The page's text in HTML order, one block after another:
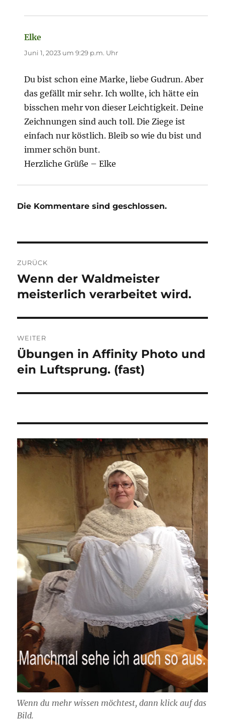
Elke
Juni 1, 2023 um 9:29 p.m. Uhr
Du bist schon eine Marke, liebe Gudrun. Aber
das gefällt mir sehr. Ich wollte, ich hätte ein
bisschen mehr von dieser Leichtigkeit. Deine
Zeichnungen sind auch toll. Die Ziege ist
einfach nur köstlich. Bleib so wie du bist und
immer schön bunt.
Herzliche Grüße – Elke
Die Kommentare sind geschlossen.
ZURÜCK
Vorheriger
Beitrag:
Wenn der Waldmeister
meisterlich verarbeitet wird.
WEITER
Nächster
Beitrag:
Übungen in Affinity Photo und
ein Luftsprung. (fast)
Wenn du mehr wissen möchtest, dann klick auf das
Bild.